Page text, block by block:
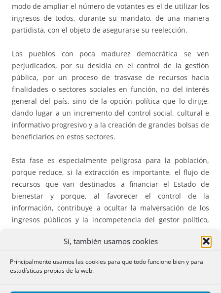
Sí, también usamos cookies
Principalmente usamos las cookies para que todo funcione bien y para
estadísticas propias de la web.
modo de ampliar el número de votantes es el de utilizar los
ingresos de todos, durante su mandato, de una manera
partidista, con el objeto de asegurarse su reelección.
Los pueblos con poca madurez democrática se ven
perjudicados, por su desidia en el control de la gestión
pública, por un proceso de trasvase de recursos hacia
finalidades o sectores sociales en función, no del interés
general del país, sino de la opción política que lo dirige,
dando lugar a un incremento del control social, cultural e
informativo progresivo y a la creación de grandes bolsas de
beneficiarios en estos sectores.
Esta fase es especialmente peligrosa para la población,
porque reduce, si la extracción es importante, el flujo de
recursos que van destinados a financiar el Estado de
bienestar y porque, al favorecer el control de la
información, contribuye a ocultar la malversación de los
ingresos públicos y la incompetencia del gestor político,
detectados y corregidos, lo que incrementa la ineficiencia y
de la primera fase quedará reducido en la segunda, sin